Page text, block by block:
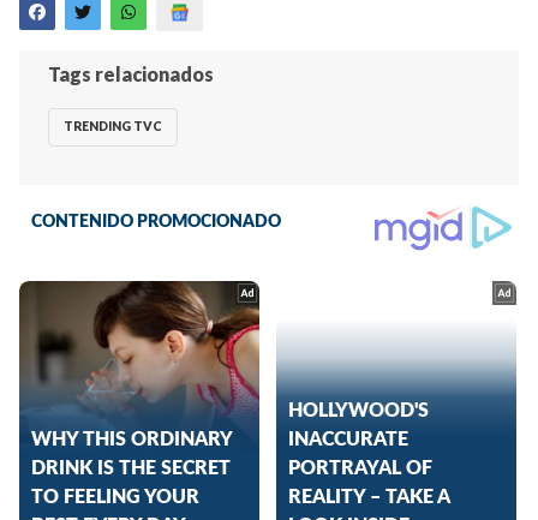
Tags relacionados
TRENDING TVC